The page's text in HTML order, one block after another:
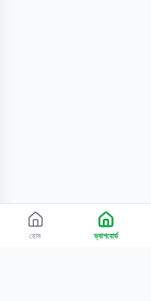
হোম ড্যাশবোর্ড